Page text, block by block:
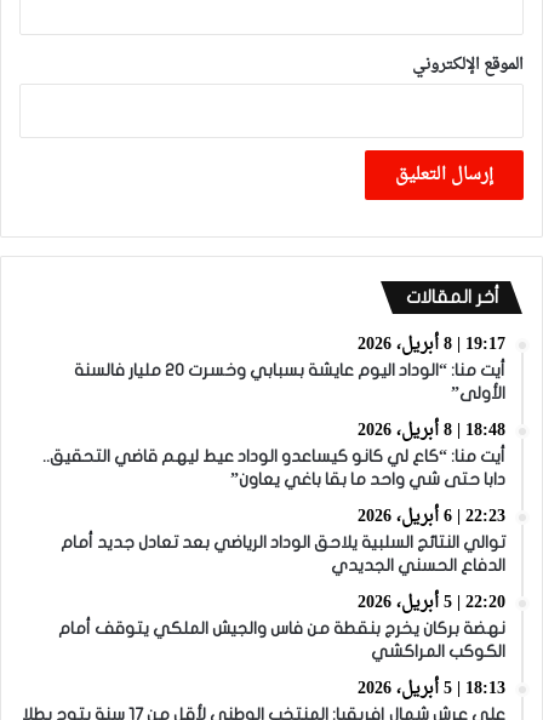
الموقع الإلكتروني
أخر المقالات
19:17 | 8 أبريل، 2026
أيت منا: “الوداد اليوم عايشة بسبابي وخسرت 20 مليار فالسنة
الأولى”
18:48 | 8 أبريل، 2026
أيت منا: “كاع لي كانو كيساعدو الوداد عيط ليهم قاضي التحقيق..
دابا حتى شي واحد ما بقا باغي يعاون”
22:23 | 6 أبريل، 2026
توالي النتائج السلبية يلاحق الوداد الرياضي بعد تعادل جديد أمام
الدفاع الحسني الجديدي
22:20 | 5 أبريل، 2026
نهضة بركان يخرج بنقطة من فاس والجيش الملكي يتوقف أمام
الكوكب المراكشي
18:13 | 5 أبريل، 2026
على عرش شمال إفريقيا: المنتخب الوطني لأقل من 17 سنة يتوج بطلا